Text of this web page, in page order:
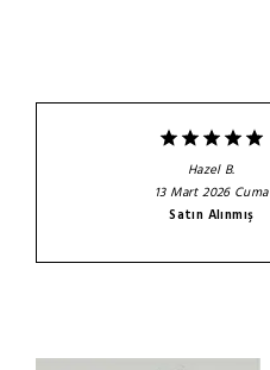
Hazel B.
13 Mart 2026 Cuma
Satın Alınmış